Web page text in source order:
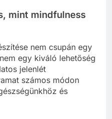
mint mindfulness
nem csupán egy
egy kiváló lehetőség
jelenlét
számos módon
és